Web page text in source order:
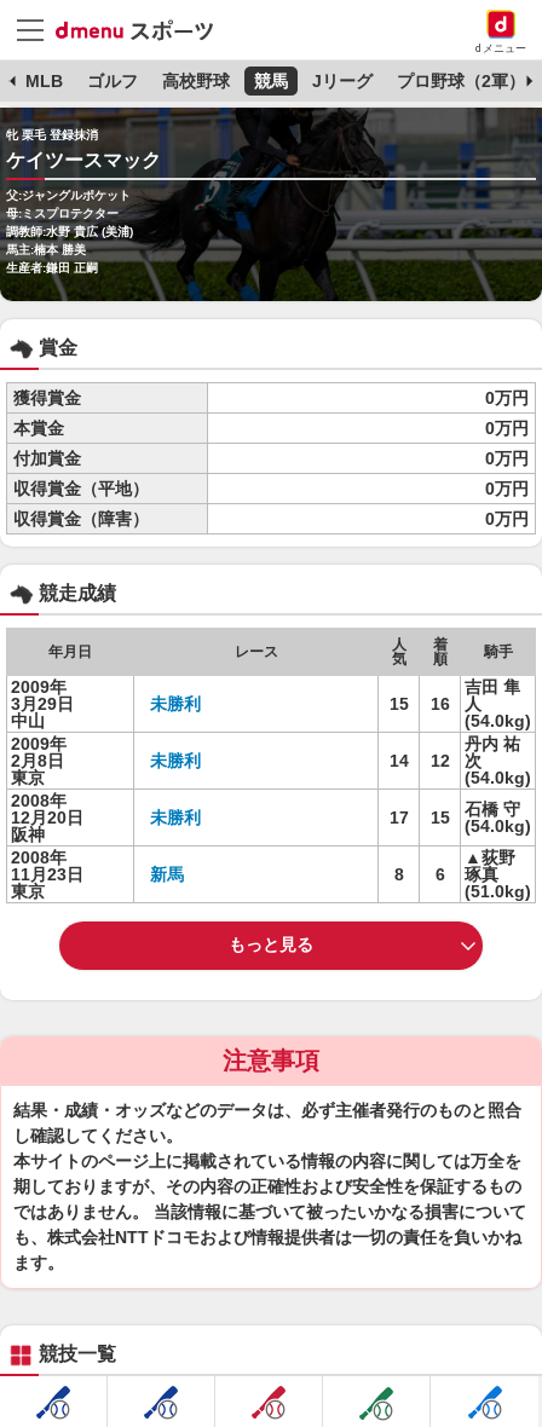
dメニュー
MLB ゴルフ 高校野球 競馬 Jリーグ プロ野球（2軍）
牝 栗毛 登録抹消
ケイツースマック
父:ジャングルポケット
母:ミスプロテクター
調教師:水野 貴広 (美浦)
馬主:楠本 勝美
生産者:鎌田 正嗣
賞金
獲得賞金
0万円
本賞金
0万円
付加賞金
0万円
収得賞金（平地）
0万円
収得賞金（障害）
0万円
競走成績
年月日 レース
人
気
着
順
騎手
2009年
3月29日
中山
未勝利 15 16
吉田 隼
人
(54.0kg)
2009年
2月8日
東京
未勝利 14 12
丹内 祐
次
(54.0kg)
2008年
12月20日
阪神
未勝利 17 15
石橋 守
(54.0kg)
2008年
11月23日
東京
新馬 8 6
▲荻野
琢真
(51.0kg)
もっと見る
注意事項
結果・成績・オッズなどのデータは、必ず主催者発行のものと照合
し確認してください。
本サイトのページ上に掲載されている情報の内容に関しては万全を
期しておりますが、その内容の正確性および安全性を保証するもの
ではありません。 当該情報に基づいて被ったいかなる損害について
も、株式会社NTTドコモおよび情報提供者は一切の責任を負いかね
ます。
競技一覧